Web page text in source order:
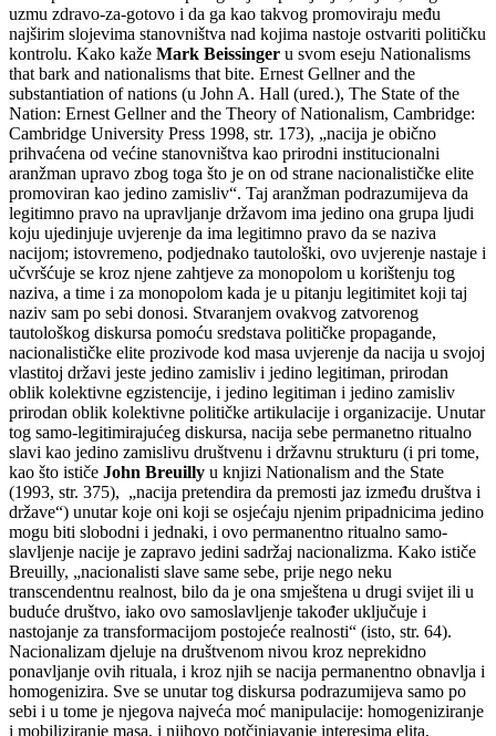
uzmu zdravo-za-gotovo i da ga kao takvog promoviraju među
najširim slojevima stanovništva nad kojima nastoje ostvariti političku
kontrolu. Kako kaže Mark Beissinger u svom eseju Nationalisms
that bark and nationalisms that bite. Ernest Gellner and the
substantiation of nations (u John A. Hall (ured.), The State of the
Nation: Ernest Gellner and the Theory of Nationalism, Cambridge:
Cambridge University Press 1998, str. 173), „nacija je obično
prihvaćena od većine stanovništva kao prirodni institucionalni
aranžman upravo zbog toga što je on od strane nacionalističke elite
promoviran kao jedino zamisliv“. Taj aranžman podrazumijeva da
legitimno pravo na upravljanje državom ima jedino ona grupa ljudi
koju ujedinjuje uvjerenje da ima legitimno pravo da se naziva
nacijom; istovremeno, podjednako tautološki, ovo uvjerenje nastaje i
učvršćuje se kroz njene zahtjeve za monopolom u korištenju tog
naziva, a time i za monopolom kada je u pitanju legitimitet koji taj
naziv sam po sebi donosi. Stvaranjem ovakvog zatvorenog
tautološkog diskursa pomoću sredstava političke propagande,
nacionalističke elite prozivode kod masa uvjerenje da nacija u svojoj
vlastitoj državi jeste jedino zamisliv i jedino legitiman, prirodan
oblik kolektivne egzistencije, i jedino legitiman i jedino zamisliv
prirodan oblik kolektivne političke artikulacije i organizacije. Unutar
tog samo-legitimirajućeg diskursa, nacija sebe permanetno ritualno
slavi kao jedino zamislivu društvenu i državnu strukturu (i pri tome,
kao što ističe John Breuilly u knjizi Nationalism and the State
(1993, str. 375), „nacija pretendira da premosti jaz između društva i
države“) unutar koje oni koji se osjećaju njenim pripadnicima jedino
mogu biti slobodni i jednaki, i ovo permanentno ritualno samo-
slavljenje nacije je zapravo jedini sadržaj nacionalizma. Kako ističe
Breuilly, „nacionalisti slave same sebe, prije nego neku
transcendentnu realnost, bilo da je ona smještena u drugi svijet ili u
buduće društvo, iako ovo samoslavljenje također uključuje i
nastojanje za transformacijom postojeće realnosti“ (isto, str. 64).
Nacionalizam djeluje na društvenom nivou kroz neprekidno
ponavljanje ovih rituala, i kroz njih se nacija permanentno obnavlja i
homogenizira. Sve se unutar tog diskursa podrazumijeva samo po
sebi i u tome je njegova najveća moć manipulacije: homogeniziranje
i mobiliziranje masa, i njihovo potčinjavanje interesima elita,